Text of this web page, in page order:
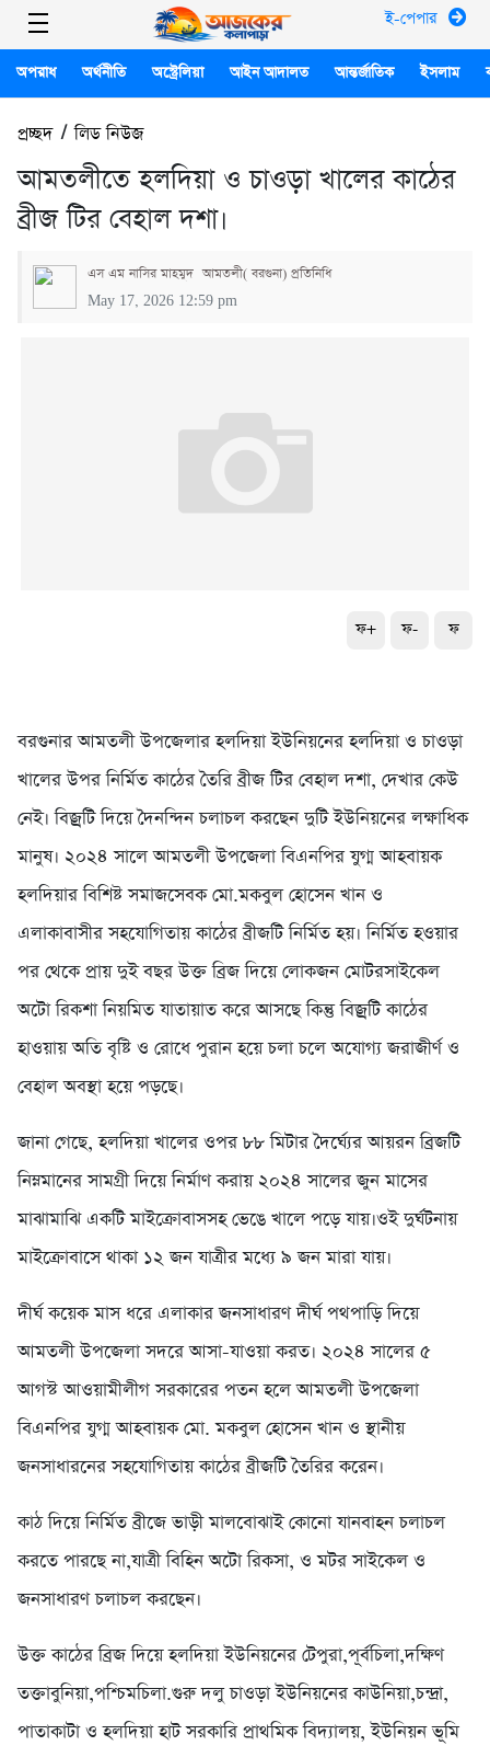
ই-পেপার
অপরাধ অর্থনীতি অস্ট্রেলিয়া আইন আদালত আন্তর্জাতিক ইসলাম
প্রচ্ছদ/লিড নিউজ
আমতলীতে হলদিয়া ও চাওড়া খালের কাঠের
ব্রীজ টির বেহাল দশা।
এস এম নাসির মাহমুদ আমতলী( বরগুনা) প্রতিনিধি
May 17, 2026 12:59 pm
ফ+ ফ- ফ
বরগুনার আমতলী উপজেলার হলদিয়া ইউনিয়নের হলদিয়া ও চাওড়া
খালের উপর নির্মিত কাঠের তৈরি ব্রীজ টির বেহাল দশা, দেখার কেউ
নেই। বিজ্রটি দিয়ে দৈনন্দিন চলাচল করছেন দুটি ইউনিয়নের লক্ষাধিক
মানুষ। ২০২৪ সালে আমতলী উপজেলা বিএনপির যুগ্ম আহবায়ক
হলদিয়ার বিশিষ্ট সমাজসেবক মো.মকবুল হোসেন খান ও
এলাকাবাসীর সহযোগিতায় কাঠের ব্রীজটি নির্মিত হয়। নির্মিত হওয়ার
পর থেকে প্রায় দুই বছর উক্ত ব্রিজ দিয়ে লোকজন মোটরসাইকেল
অটো রিকশা নিয়মিত যাতায়াত করে আসছে কিন্তু বিজ্রটি কাঠের
হাওয়ায় অতি বৃষ্টি ও রোধে পুরান হয়ে চলা চলে অযোগ্য জরাজীর্ণ ও
বেহাল অবস্থা হয়ে পড়ছে।
জানা গেছে, হলদিয়া খালের ওপর ৮৮ মিটার দৈর্ঘ্যের আয়রন ব্রিজটি
নিম্নমানের সামগ্রী দিয়ে নির্মাণ করায় ২০২৪ সালের জুন মাসের
মাঝামাঝি একটি মাইক্রোবাসসহ ভেঙে খালে পড়ে যায়।ওই দুর্ঘটনায়
মাইক্রোবাসে থাকা ১২ জন যাত্রীর মধ্যে ৯ জন মারা যায়।
দীর্ঘ কয়েক মাস ধরে এলাকার জনসাধারণ দীর্ঘ পথপাড়ি দিয়ে
আমতলী উপজেলা সদরে আসা-যাওয়া করত। ২০২৪ সালের ৫
আগস্ট আওয়ামীলীগ সরকারের পতন হলে আমতলী উপজেলা
বিএনপির যুগ্ম আহবায়ক মো. মকবুল হোসেন খান ও স্থানীয়
জনসাধারনের সহযোগিতায় কাঠের ব্রীজটি তৈরির করেন।
কাঠ দিয়ে নির্মিত ব্রীজে ভাড়ী মালবোঝাই কোনো যানবাহন চলাচল
করতে পারছে না,যাত্রী বিহিন অটো রিকসা, ও মটর সাইকেল ও
জনসাধারণ চলাচল করছেন।
উক্ত কাঠের ব্রিজ দিয়ে হলদিয়া ইউনিয়নের টেপুরা,পূর্বচিলা,দক্ষিণ
তক্তাবুনিয়া,পশ্চিমচিলা.গুরু দলু চাওড়া ইউনিয়নের কাউনিয়া,চন্দ্রা,
পাতাকাটা ও হলদিয়া হাট সরকারি প্রাথমিক বিদ্যালয়, ইউনিয়ন ভূমি